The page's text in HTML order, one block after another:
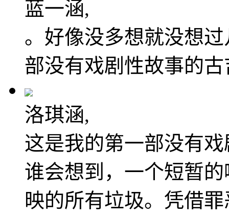
蓝一涵,
。好像没多想就没想
部没有戏剧性故事的
洛琪涵,
这是我的第一部没有
谁会想到，一个短暂
映的所有垃圾。凭借